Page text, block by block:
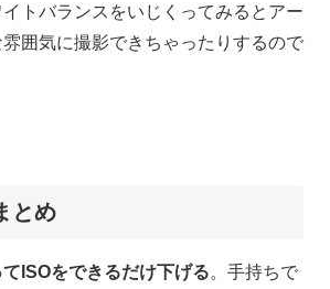
トバランスをいじくってみるとアー
囲気に撮影できちゃったりするので
とめ
ISOをできるだけ下げる。手持ちで